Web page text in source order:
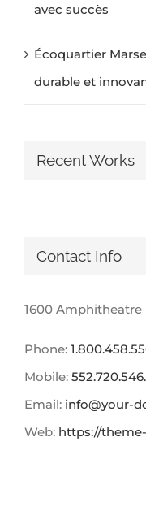
avec succès
Écoquartier
durable et
Recent Works
Contact Info
1600 Amphitheatre
Phone:
Mobile:
Email: info@your-
Web: https://